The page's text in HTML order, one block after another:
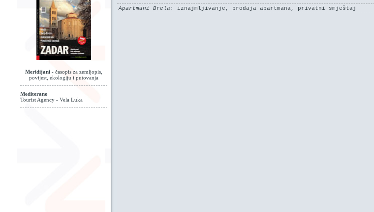
Meridijani - časopis za zemljopis,
povijest, ekologiju i putovanja
Mediterano
Tourist Agency - Vela Luka
Apartmani Brela : iznajmljivanje, prodaja apartmana, privatni smještaj